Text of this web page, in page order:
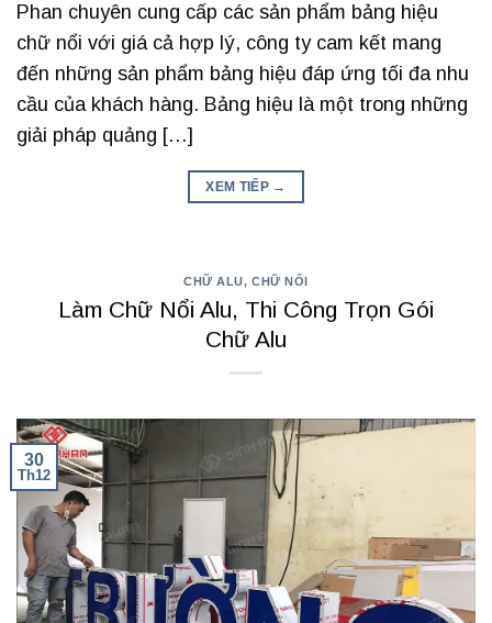
Phan chuyên cung cấp các sản phẩm bảng hiệu
chữ nổi với giá cả hợp lý, công ty cam kết mang
đến những sản phẩm bảng hiệu đáp ứng tối đa nhu
cầu của khách hàng. Bảng hiệu là một trong những
giải pháp quảng […]
XEM TIẾP →
CHỮ ALU,CHỮ NỔI
Làm Chữ Nổi Alu, Thi Công Trọn Gói
Chữ Alu
30
Th12